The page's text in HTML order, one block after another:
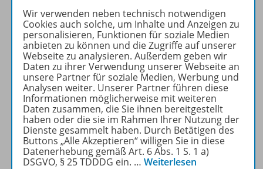
Die Zeitschrift erscheint als
Print- und als digitale Version.
Beiträge und Materialien
können im Online-Archiv von
DIE GRUNDSCHULE kostenlos
recherchiert und
heruntergeladen werden (nur
für Privatpersonen).
Jetzt kostengünstig
Probelesen oder gleich zum
Vorteilspreis abonnieren!
Wir verwenden neben technisch notwendigen
Cookies auch solche, um Inhalte und Anzeigen zu
personalisieren, Funktionen für soziale Medien
anbieten zu können und die Zugriffe auf unserer
Webseite zu analysieren. Außerdem geben wir
Daten zu ihrer Verwendung unserer Webseite an
unsere Partner für soziale Medien, Werbung und
Analysen weiter. Unserer Partner führen diese
Informationen möglicherweise mit weiteren
Daten zusammen, die Sie ihnen bereitgestellt
haben oder die sie im Rahmen Ihrer Nutzung der
Dienste gesammelt haben. Durch Betätigen des
Buttons „Alle Akzeptieren“ willigen Sie in diese
Datenerhebung gemäß Art. 6 Abs. 1 S. 1 a)
DSGVO, § 25 TDDDG ein. … Weiterlesen